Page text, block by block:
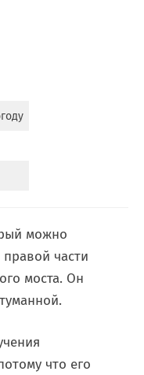
можно
части
моста. Он
что его